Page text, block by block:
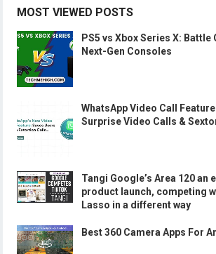
MOST VIEWED POSTS
PS5 vs Xbox Series X: Battle
Next-Gen Consoles
WhatsApp Video Call
Surprise Video Calls &
Tangi Google’s Area 120 an
product launch, competing
Lasso in a different way
Best 360 Camera Apps For